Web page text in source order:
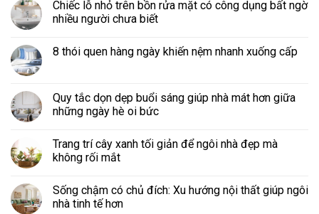
Chiếc lỗ nhỏ trên bồn rửa mặt có công dụng bất ngờ
nhiều người chưa biết
8 thói quen hàng ngày khiến nệm nhanh xuống cấp
Quy tắc dọn dẹp buổi sáng giúp nhà mát hơn giữa
những ngày hè oi bức
Trang trí cây xanh tối giản để ngôi nhà đẹp mà
không rối mắt
Sống chậm có chủ đích: Xu hướng nội thất giúp ngôi
nhà tinh tế hơn